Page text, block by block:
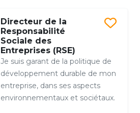
Directeur de la
Responsabilité
Sociale des
Entreprises (RSE)
Je suis garant de la politique de
développement durable de mon
entreprise, dans ses aspects
environnementaux et sociétaux.